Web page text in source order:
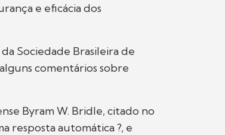
e eficácia dos
Sociedade Brasileira de
comentários sobre
Byram W. Bridle, citado no
resposta automática ?, e